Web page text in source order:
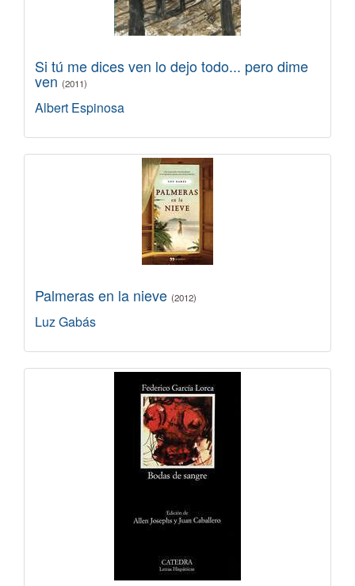
Si tú me dices ven lo dejo todo... pero dime
ven (2011)
Albert Espinosa
Palmeras en la nieve (2012)
Luz Gabás